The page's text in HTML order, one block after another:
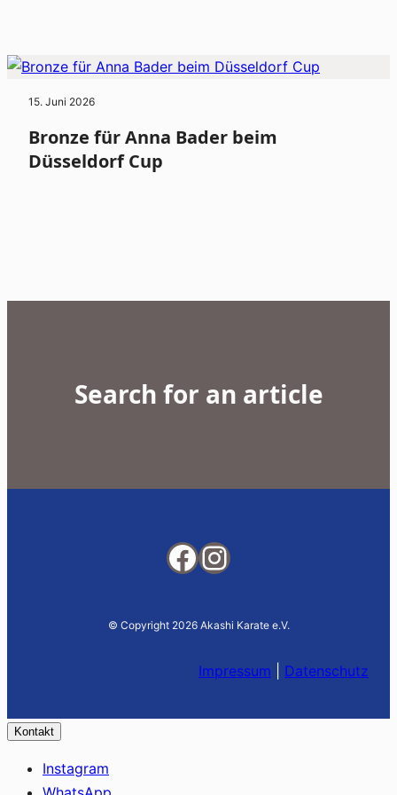
15. Juni 2026
Bronze für Anna Bader beim
Düsseldorf Cup
Search for an article
Facebook
Instagram
© Copyright 2026 Akashi Karate e.V.
Impressum Datenschutz
Kontakt
Instagram